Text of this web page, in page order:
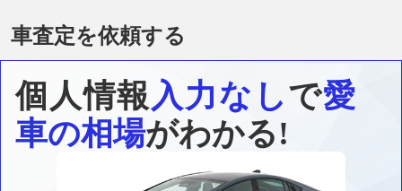
車査定を依頼する
個人情報入力なしで愛
車の相場がわかる!